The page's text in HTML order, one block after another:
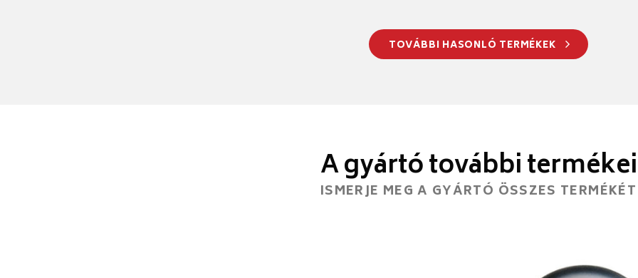
TOVÁBBI HASONLÓ TERMÉKEK
A gyártó további termékei
ISMERJE MEG A GYÁRTÓ ÖSSZES TERMÉKÉT